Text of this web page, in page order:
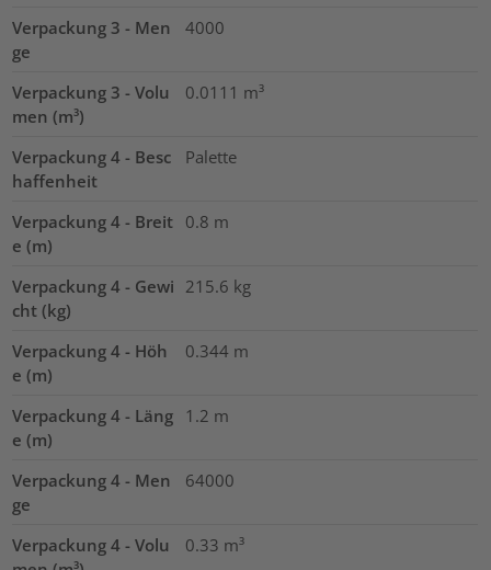
Verpackung 3 - Men
ge
4000
Verpackung 3 - Volu
men (m³)
0.0111 m³
Verpackung 4 - Besc
haffenheit
Palette
Verpackung 4 - Breit
e (m)
0.8 m
Verpackung 4 - Gewi
cht (kg)
215.6 kg
Verpackung 4 - Höh
e (m)
0.344 m
Verpackung 4 - Läng
e (m)
1.2 m
Verpackung 4 - Men
ge
64000
Verpackung 4 - Volu
0.33 m³